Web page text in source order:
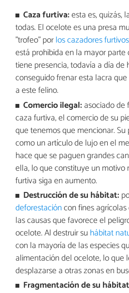
Caza furtiva:esta es, quizás,
todas. El ocelote es una presa
"trofeo" porlos cazadores furtivos
está prohibida en la mayor parte
tiene presencia, todavía a día de
conseguido frenar esta lacra
a este felino.
Comercio ilegal: asociado de
caza furtiva, el comercio de su
que tenemos que mencionar.
como un artículo de lujo en el
hace que se paguen grandes
ella, lo que constituye un motivo
furtiva siga en aumento.
Destrucción de su hábitat:
deforestacióncon fines
las causas que favorece el
ocelote. Al destruir su hábitat
con la mayoría de las especies
alimentación del ocelote, lo que
desplazarse a otras zonas en
Fragmentación de su